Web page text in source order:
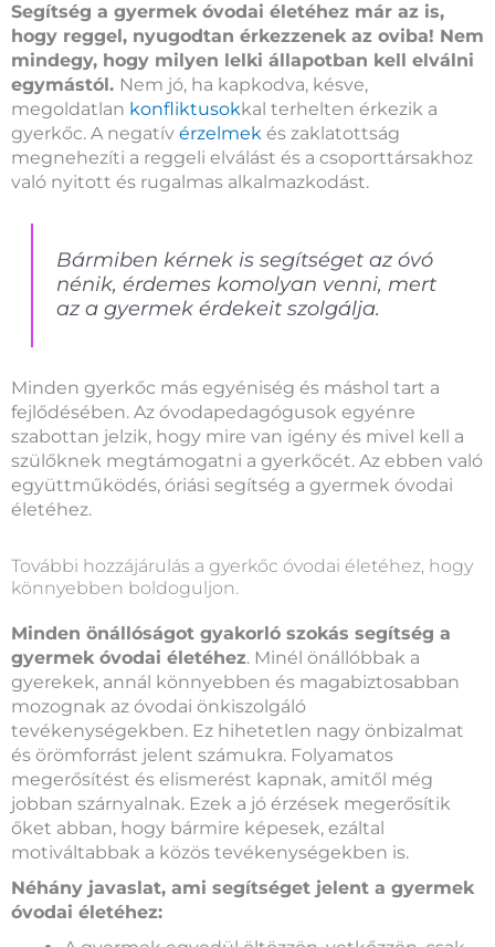
Segítség a gyermek óvodai életéhez már az is,
hogy reggel, nyugodtan érkezzenek az oviba! Nem
mindegy, hogy milyen lelki állapotban kell elválni
egymástól. Nem jó, ha kapkodva, késve,
megoldatlan konfliktusokkal terhelten érkezik a
gyerkőc. A negatív érzelmek és zaklatottság
megnehezíti a reggeli elválást és a csoporttársakhoz
való nyitott és rugalmas alkalmazkodást.
Bármiben kérnek is segítséget az óvó
nénik, érdemes komolyan venni, mert
az a gyermek érdekeit szolgálja.
Minden gyerkőc más egyéniség és máshol tart a
fejlődésében. Az óvodapedagógusok egyénre
szabottan jelzik, hogy mire van igény és mivel kell a
szülőknek megtámogatni a gyerkőcét. Az ebben való
együttműködés, óriási segítség a gyermek óvodai
életéhez.
További hozzájárulás a gyerkőc óvodai életéhez, hogy
könnyebben boldoguljon.
Minden önállóságot gyakorló szokás segítség a
gyermek óvodai életéhez. Minél önállóbbak a
gyerekek, annál könnyebben és magabiztosabban
mozognak az óvodai önkiszolgáló
tevékenységekben. Ez hihetetlen nagy önbizalmat
és örömforrást jelent számukra. Folyamatos
megerősítést és elismerést kapnak, amitől még
jobban szárnyalnak. Ezek a jó érzések megerősítik
őket abban, hogy bármire képesek, ezáltal
motiváltabbak a közös tevékenységekben is.
Néhány javaslat, ami segítséget jelent a gyermek
óvodai életéhez: